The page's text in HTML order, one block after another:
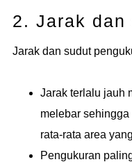
2. Jarak dan
Jarak dan sudut
Jarak terlalu jauh
melebar
rata-rata area
Pengukuran